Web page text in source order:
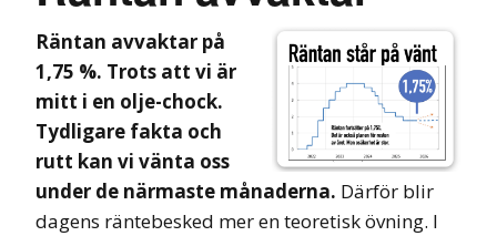
Räntan avvaktar på
1,75 %. Trots att vi är
mitt i en olje-chock.
Tydligare fakta och
rutt kan vi vänta oss
under de närmaste månaderna. Därför blir
dagens räntebesked mer en teoretisk övning. I